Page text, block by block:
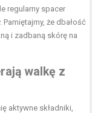
regularny spacer
że dbałość
i zadbaną skórę na
walkę z
aktywne składniki,